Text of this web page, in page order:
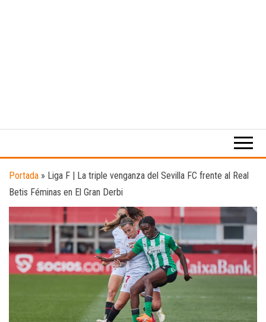
digital
el
música.
Portada » Liga F | La triple venganza del Sevilla FC frente al Real
Betis Féminas en El Gran Derbi